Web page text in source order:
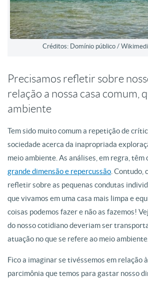
Créditos: Domínio público /
Precisamos refletir sobre
relação a nossa casa comum,
ambiente
Tem sido muito comum a repetição de
sociedade acerca da inapropriada
meio ambiente. As análises, em regra, têm
grande dimensão e repercussão. Contudo,
refletir sobre as pequenas condutas
que vivamos em uma casa mais limpa e
coisas podemos fazer e não as fazemos!
do nosso cotidiano deveriam ser
atuação no que se refere ao meio
Fico a imaginar se tivéssemos em relação
parcimônia que temos para gastar nosso